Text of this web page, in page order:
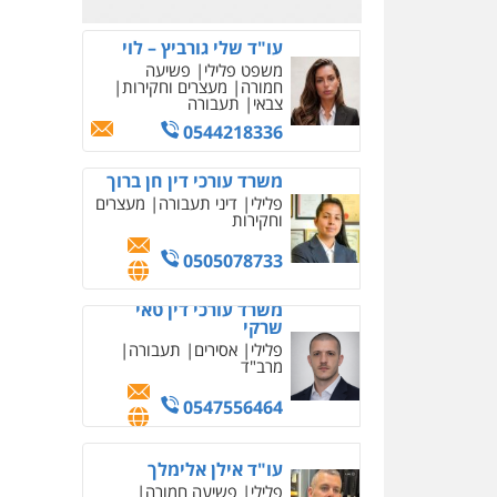
עו"ד אסף גונן
פלילי פשע חמור תעבורה
צבא מעצרים וחקירות
0542255161
גל דהן – משרד עורך דין
פלילי
פלילי פשיעה חמורה
מעצרים וחקירות
0544723840
עו"ד ראוף נג'אר
פלילי
אסירים מעצרים סמים
רכוש
0548009246
עדי כרמלי – חברת עו"ד
פלילי כלכלי עורכי דין